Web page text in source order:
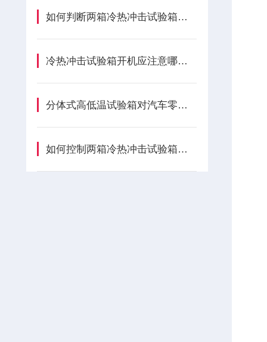
如何判断两箱冷热冲击试验箱的负载是否过大？
冷热冲击试验箱开机应注意哪些呢？
分体式高低温试验箱对汽车零部件起到哪些作用？
如何控制两箱冷热冲击试验箱的温度变化?